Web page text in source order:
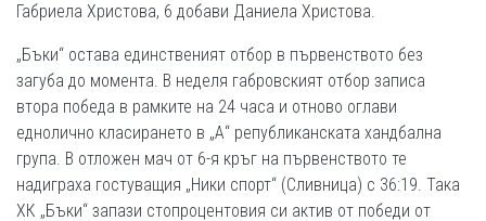
Габриела Христова, 6 добави Даниела Христова.
„Бъки“ остава единственият отбор в първенството без
загуба до момента. В неделя габровският отбор записа
втора победа в рамките на 24 часа и отново оглави
еднолично класирането в „А“ републиканската хандбална
група. В отложен мач от 6-я кръг на първенството те
надиграха гостуващия „Ники спорт“ (Сливница) с 36:19. Така
ХК „Бъки“ запази стопроцентовия си актив от победи от